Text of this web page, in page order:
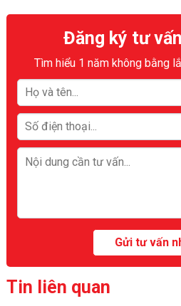
Đăng ký tư
Tìm hiểu 1 năm không bằng
Tin liên quan